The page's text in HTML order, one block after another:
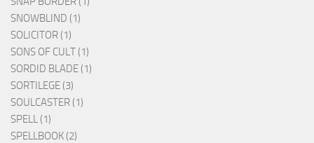
SNOWBLIND (1)
SOLICITOR (1)
SONS OF CULT (1)
SORDID BLADE (1)
SORTILEGE (3)
SOULCASTER (1)
SPELL (1)
SPELLBOOK (2)